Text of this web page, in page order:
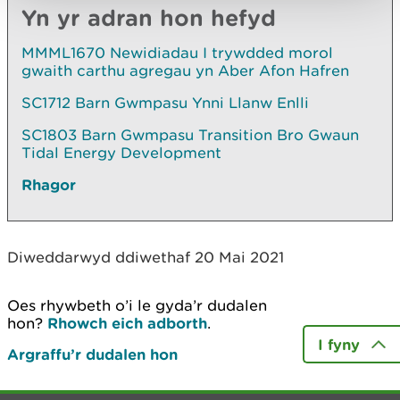
Yn yr adran hon hefyd
MMML1670 Newidiadau I trywdded morol
gwaith carthu agregau yn Aber Afon Hafren
SC1712 Barn Gwmpasu Ynni Llanw Enlli
SC1803 Barn Gwmpasu Transition Bro Gwaun
Tidal Energy Development
Rhagor
Diweddarwyd ddiwethaf 20 Mai 2021
Oes rhywbeth o’i le gyda’r dudalen
hon? Rhowch eich adborth.
Argraffu’r dudalen hon
I fyny